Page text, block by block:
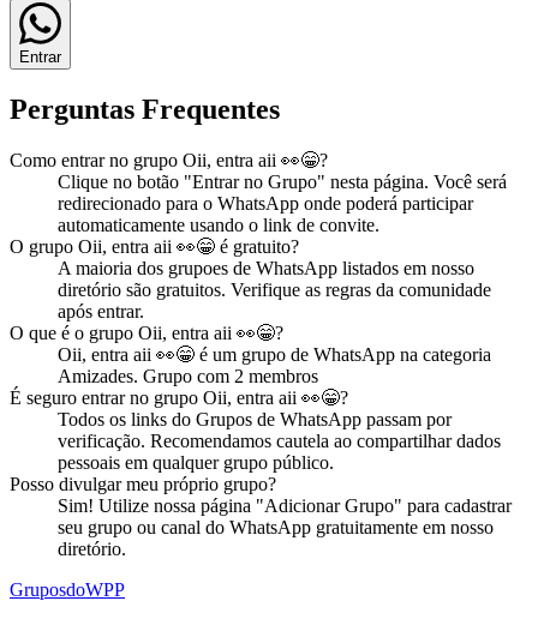
Entrar
Perguntas Frequentes
Como entrar no grupo Oii, entra aii 👀😁?
Clique no botão "Entrar no Grupo" nesta página. Você será
redirecionado para o WhatsApp onde poderá participar
automaticamente usando o link de convite.
O grupo Oii, entra aii 👀😁 é gratuito?
A maioria dos grupoes de WhatsApp listados em nosso
diretório são gratuitos. Verifique as regras da comunidade
após entrar.
O que é o grupo Oii, entra aii 👀😁?
Oii, entra aii 👀😁 é um grupo de WhatsApp na categoria
Amizades. Grupo com 2 membros
É seguro entrar no grupo Oii, entra aii 👀😁?
Todos os links do Grupos de WhatsApp passam por
verificação. Recomendamos cautela ao compartilhar dados
pessoais em qualquer grupo público.
Posso divulgar meu próprio grupo?
Sim! Utilize nossa página "Adicionar Grupo" para cadastrar
seu grupo ou canal do WhatsApp gratuitamente em nosso
diretório.
GruposdoWPP